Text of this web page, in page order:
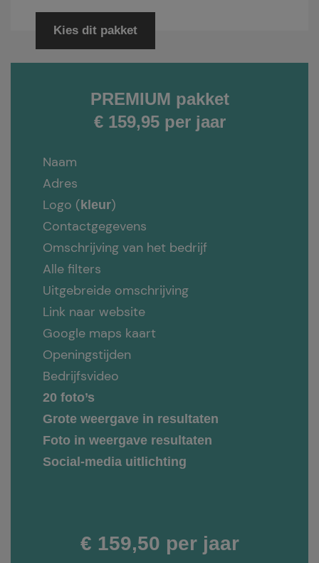
Kies dit pakket
PREMIUM pakket
€ 159,95 per jaar
Naam
Adres
Logo ( kleur)
Contactgegevens
Omschrijving van het bedrijf
Alle filters
Uitgebreide omschrijving
Link naar website
Google maps kaart
Openingstijden
Bedrijfsvideo
20 foto’s
Grote weergave in resultaten
Foto in weergave resultaten
Social-media uitlichting
€ 159,50 per jaar